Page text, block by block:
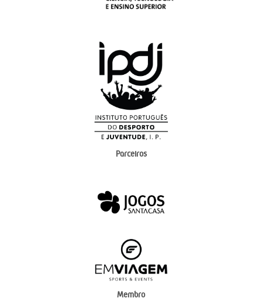
Parceiros
Membro